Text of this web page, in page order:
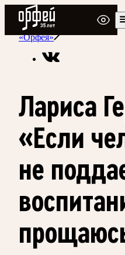
Радио Орфей
Радио классической
«Орфея»
Лариса
«Если
не